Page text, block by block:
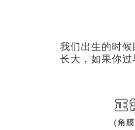
我们出生的时
长大，如果你